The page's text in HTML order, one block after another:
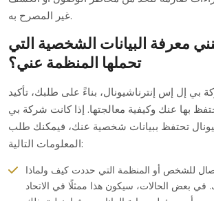
غير المصرح به.
معرفة البيانات الشخصية التي
تحملها المنظمة عني؟
بي إل إس إنترناشيونال، بناءً على طلبك، تأكيد
بها عنك وكيفية معالجتها. إذا كانت شركة بي
تحتفظ ببيانات شخصية عنك، فيمكنك طلب
المعلومات التالية:
للشخص أو المنظمة التي حددت كيف ولماذا
في بعض الحالات، سيكون هذا ممثلًا في الاتحاد